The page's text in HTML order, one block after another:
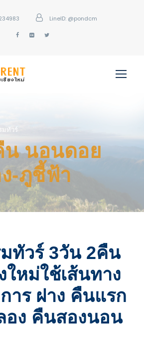
LineID: @pondcm
มทัวร์
น นอนดอย
-ภูชี้ฟ้า
ทัวร์ 3วัน 2คืน
ใหม่ใช้เส้นทาง
าร ฝาง คืนแรก
ง คืนสองนอน